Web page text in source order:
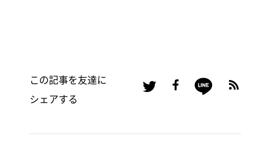
この記事を友達に
シェアする